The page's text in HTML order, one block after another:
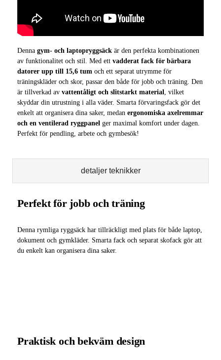
detaljer teknikker
Denna gym- och laptopryggsäck är den perfekta kombinationen
av funktionalitet och stil. Med ett vadderat fack för bärbara
datorer upp till 15,6 tum och ett separat utrymme för
träningskläder och skor, passar den både för jobb och träning. Den
är tillverkad av vattentåligt och slitstarkt material, vilket
skyddar din utrustning i alla väder. Smarta förvaringsfack gör det
enkelt att organisera dina saker, medan ergonomiska axelremmar
och en ventilerad ryggpanel ger maximal komfort under dagen.
Perfekt för pendling, arbete och gymbesök!
Perfekt för jobb och träning
Denna rymliga ryggsäck har tillräckligt med plats för både laptop,
dokument och gymkläder. Smarta fack och separat skofack gör att
du enkelt kan organisera dina saker.
Praktisk och bekväm design